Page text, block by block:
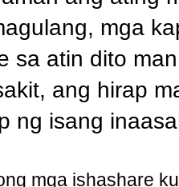
, mga
sa atin dito
, ang hirap
ng isang
mga ishashare